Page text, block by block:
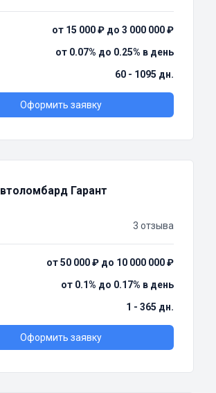
от 15 000 ₽ до 3 000 000 ₽
от 0.07% до 0.25% в день
60 - 1095 дн.
Оформить заявку
Гарант
3 отзыва
от 50 000 ₽ до 10 000 000 ₽
от 0.1% до 0.17% в день
1 - 365 дн.
Оформить заявку